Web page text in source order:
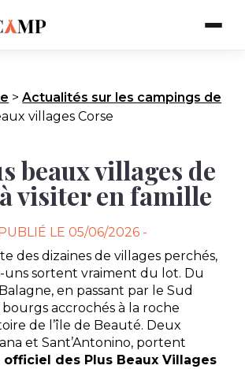
>Actualités sur les campings de
villages Corse
beaux villages de
visiter en famille
LE 05/06/2026 -
des dizaines de villages perchés,
uns sortent vraiment du lot. Du
en passant par le Sud
accrochés à la roche
de l’île de Beauté. Deux
et Sant’Antonino, portent
officiel des Plus Beaux Villages